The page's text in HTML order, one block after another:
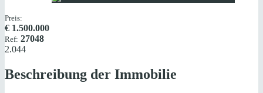
Preis:
€ 1.500.000
Ref: 27048
2.044
Beschreibung der Immobilie